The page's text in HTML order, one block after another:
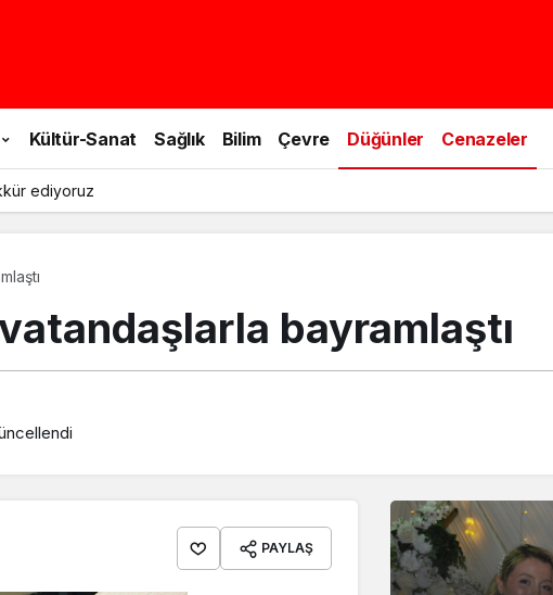
Kültür-Sanat Sağlık Bilim Çevre Düğünler Cenazeler
ediyoruz
bayramlaştı
PAYLAŞ